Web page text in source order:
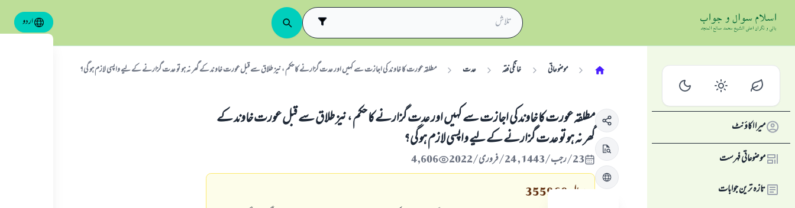
اردو
میرا اکاؤنٹ
موضوعاتی فہرست
تازہ ترین جوابات
موضوعاتی خانگی فقہ عدت مطلقہ عورت کا خاوند کی اجازت سے کہیں اور عدت گزارنے کا حکم ، نیز طلاق سے قبل عورت خاوند کے گھر نہ ہو تو عدت گزارنے کے لیے واپسی لازم ہو گی؟
مطلقہ عورت کا خاوند کی اجازت سے کہیں اور عدت گزارنے کا حکم ، نیز طلاق سے قبل عورت خاوند کے
گھر نہ ہو تو عدت گزارنے کے لیے واپسی لازم ہو گی؟
23/رجب/1443 , 24/فروری/2022 4,606
سوال 355960